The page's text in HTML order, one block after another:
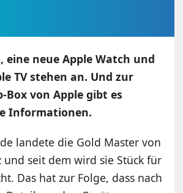
eine neue Apple Watch und
TV stehen an. Und zur
Box von Apple gibt es
Informationen.
landete die Gold Master von
und seit dem wird sie Stück für
Das hat zur Folge, dass nach